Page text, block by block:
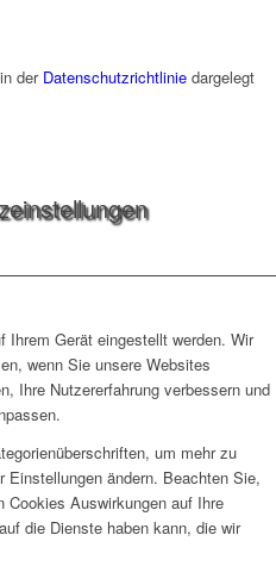
der Datenschutzrichtlinie dargelegt
Ihrem Gerät eingestellt werden. Wir
wenn Sie unsere Websites
Ihre Nutzererfahrung verbessern und
um mehr zu
Einstellungen ändern. Beachten Sie,
Auswirkungen auf Ihre
die Dienste haben kann, die wir